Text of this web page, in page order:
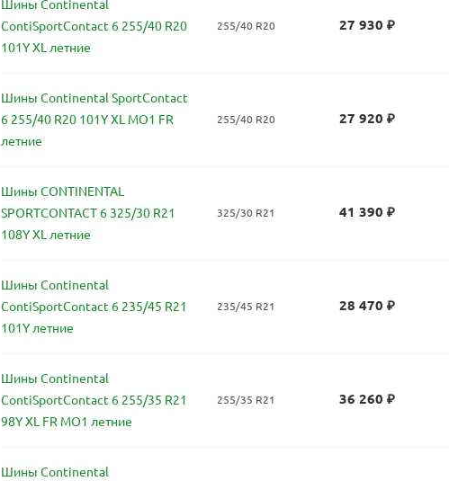
Шины Continental
ContiSportContact 6 255/40 R20
101Y XL летние
255/40 R20 27 930 ₽
Шины Continental SportContact
6 255/40 R20 101Y XL MO1 FR
летние
255/40 R20 27 920 ₽
Шины CONTINENTAL
SPORTCONTACT 6 325/30 R21
108Y XL летние
325/30 R21 41 390 ₽
Шины Continental
ContiSportContact 6 235/45 R21
101Y летние
235/45 R21 28 470 ₽
Шины Continental
ContiSportContact 6 255/35 R21
98Y XL FR MO1 летние
255/35 R21 36 260 ₽
Шины Continental